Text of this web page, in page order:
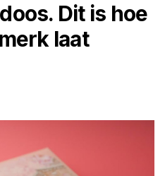
Dit is hoe
laat